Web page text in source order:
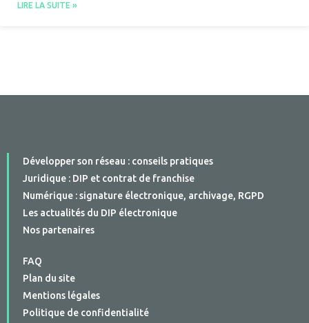
LIRE LA SUITE »
Développer son réseau : conseils pratiques
Juridique : DIP et contrat de franchise
Numérique : signature électronique, archivage, RGPD
Les actualités du DIP électronique
Nos partenaires
FAQ
Plan du site
Mentions légales
Politique de confidentialité